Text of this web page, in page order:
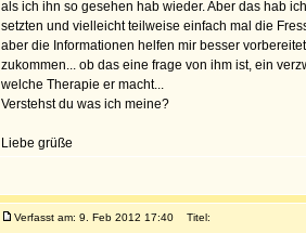
als ich ihn so gesehen hab wieder. Aber das hab
setzten und vielleicht teilweise einfach mal die
aber die Informationen helfen mir besser
zukommen... ob das eine frage von ihm ist, ein
welche Therapie er macht...
Verstehst du was ich meine?
Liebe grüße
Verfasst am: 9. Feb 2012 17:40 Titel: